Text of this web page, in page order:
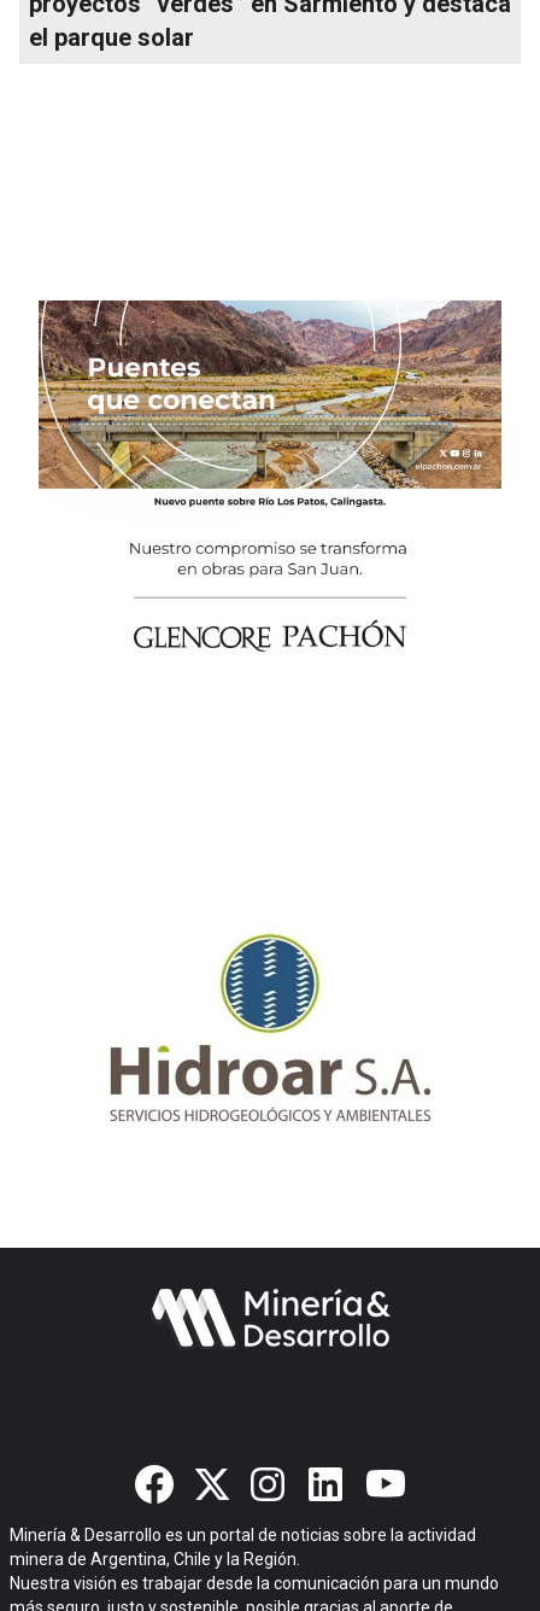
el parque solar
Minería & Desarrollo es un portal de noticias sobre la actividad
minera de Argentina, Chile y la Región.
Nuestra visión es trabajar desde la comunicación para un mundo